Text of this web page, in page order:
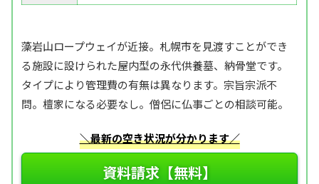
藻岩山ロープウェイが近接。札幌市を見渡すことができ
る施設に設けられた屋内型の永代供養墓、納骨堂です。
タイプにより管理費の有無は異なります。宗旨宗派不
問。檀家になる必要なし。僧侶に仏事ごとの相談可能。
＼最新の空き状況が分かります／
資料請求【無料】